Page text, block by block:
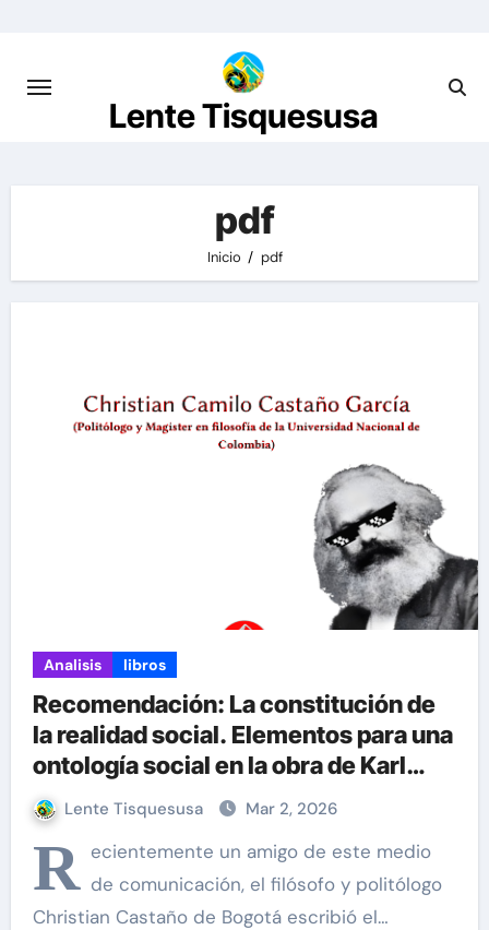
contenido
Lente Tisquesusa
pdf
Inicio pdf
Analisis libros
Recomendación: La constitución de
la realidad social. Elementos para una
ontología social en la obra de Karl
Marx por Christian Castaño
Lente Tisquesusa Mar 2, 2026
R ecientemente un amigo de este medio
de comunicación, el filósofo y politólogo
Christian Castaño de Bogotá escribió el…